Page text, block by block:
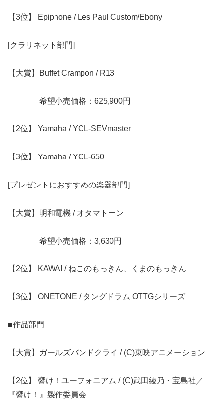
【3位】 Epiphone / Les Paul Custom/Ebony
[クラリネット部門]
【大賞】Buffet Crampon / R13
希望小売価格：625,900円
【2位】 Yamaha / YCL-SEVmaster
【3位】 Yamaha / YCL-650
[プレゼントにおすすめの楽器部門]
【大賞】明和電機 / オタマトーン
希望小売価格：3,630円
【2位】 KAWAI / ねこのもっきん、くまのもっきん
【3位】 ONETONE / タングドラム OTTGシリーズ
■作品部門
【大賞】ガールズバンドクライ / (C)東映アニメーション
【2位】 響け！ユーフォニアム / (C)武田綾乃・宝島社／
『響け！』製作委員会